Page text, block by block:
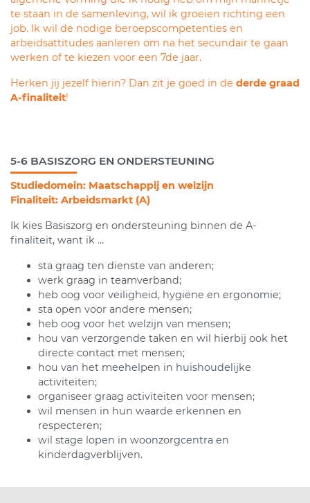
te staan in de samenleving, wil ik groeien richting een
job. Ik wil de nodige beroepscompetenties en
arbeidsattitudes aanleren om na het secundair te gaan
werken of te kiezen voor een 7de jaar.
Herken jij jezelf hierin? Dan zit je goed in de derde graad
A-finaliteit!
5-6 BASISZORG EN ONDERSTEUNING
Studiedomein: Maatschappij en welzijn
Finaliteit: Arbeidsmarkt (A)
Ik kies Basiszorg en ondersteuning binnen de A-
finaliteit, want ik …
sta graag ten dienste van anderen;
werk graag in teamverband;
heb oog voor veiligheid, hygiëne en ergonomie;
sta open voor andere mensen;
heb oog voor het welzijn van mensen;
hou van verzorgende taken en wil hierbij ook het
directe contact met mensen;
hou van het meehelpen in huishoudelijke
activiteiten;
organiseer graag activiteiten voor mensen;
wil mensen in hun waarde erkennen en
respecteren;
wil stage lopen in woonzorgcentra en
kinderdagverblijven.